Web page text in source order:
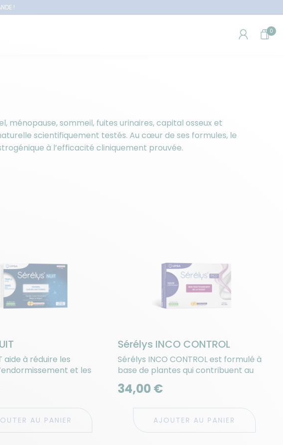
!
0
sommeil, fuites urinaires, capital osseux et
scientifiquement testés. Au cœur de ses formules, le
à l’efficacité cliniquement prouvée.
aide à réduire les
et les
pendant la...
AU PANIER
Sérélys INCO CONTROL
Sérélys INCO CONTROL est formulé à
base de plantes qui contribuent au
fonctionnement normal de...
34,00 €
AJOUTER AU PANIER